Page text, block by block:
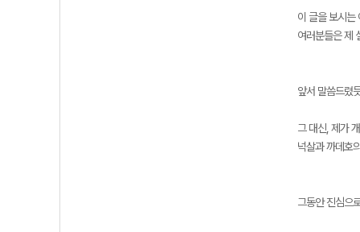
이 글을 보시는
여러분들은 제
앞서 말씀드렸
그 대신, 제가
넉살과 까데호
그동안 진심으